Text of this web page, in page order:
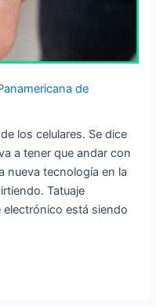
de
los celulares. Se dice
a tener que andar con
nueva tecnología en la
Tatuaje
electrónico está siendo